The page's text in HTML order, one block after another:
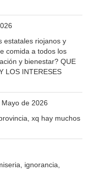
estatales riojanos y
comida a todos los
y bienestar? QUE
LOS INTERESES
de 2026
xq hay muchos
ignorancia,